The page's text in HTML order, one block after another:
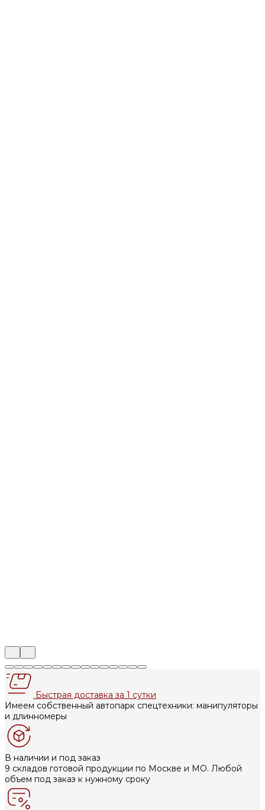
Быстрая доставка за 1 сутки
Имеем собственный автопарк спецтехники: манипуляторы
и длинномеры
В наличии и под заказ
9 складов готовой продукции по Москве и МО. Любой
объем под заказ к нужному сроку